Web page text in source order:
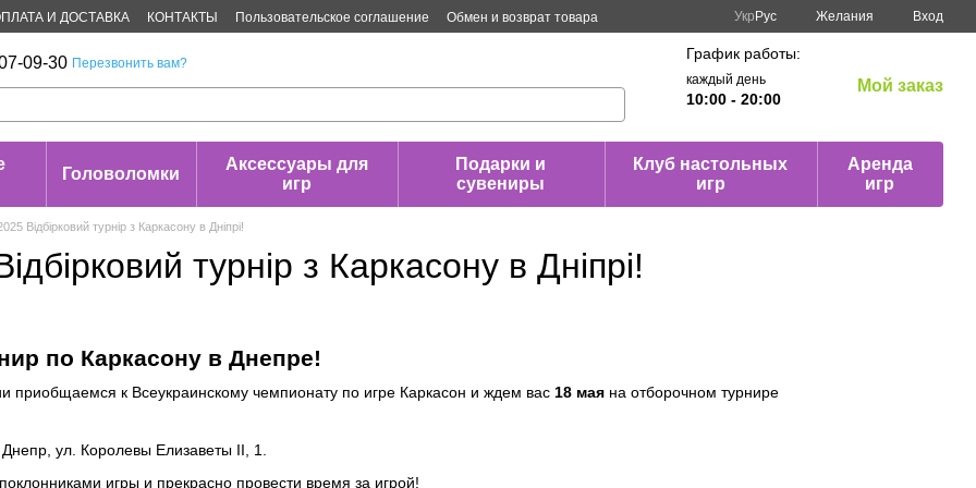
И ДОСТАВКА КОНТАКТЫ Пользовательское соглашение Обмен и возврат товара Укр Рус Желания Вход
09-30 Перезвонить вам?
График работы:
каждый день
10:00 - 20:00
Мой заказ
Головоломки
Аксессуары для
игр
Подарки и
сувениры
Клуб настольных
игр
Аренда
игр
Відбірковий турнір з Каркасону в Дніпрі!
турнір з Каркасону в Дніпрі!
по Каркасону в Днепре!
приобщаемся к Всеукраинскому чемпионату по игре Каркасон и ждем вас 18 мая на отборочном турнире
ул. Королевы Елизаветы ІІ, 1.
игры и прекрасно провести время за игрой!